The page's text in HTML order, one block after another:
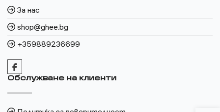
За нас
shop@ghee.bg
+359889236699
Обслужване на клиенти